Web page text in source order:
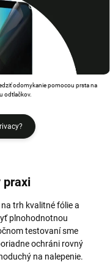
odomykanie pomocou prsta na
odtlačkov.
praxi
trh kvalitné fólie a
plnohodnotnou
testovaní sme
ochráni rovný
na nalepenie.